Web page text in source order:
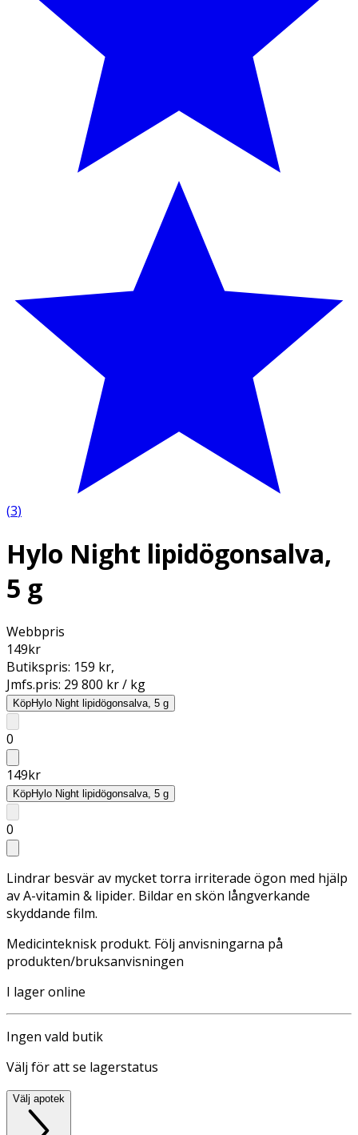
(3)
Hylo Night lipidögonsalva,
5 g
Webbpris
149kr
Butikspris: 159 kr,
Jmfs.pris: 29 800 kr / kg
KöpHylo Night lipidögonsalva, 5 g
0
149kr
KöpHylo Night lipidögonsalva, 5 g
0
Lindrar besvär av mycket torra irriterade ögon med hjälp
av A-vitamin & lipider. Bildar en skön långverkande
skyddande film.
Medicinteknisk produkt. Följ anvisningarna på
produkten/bruksanvisningen
I lager online
Ingen vald butik
Välj för att se lagerstatus
Välj apotek